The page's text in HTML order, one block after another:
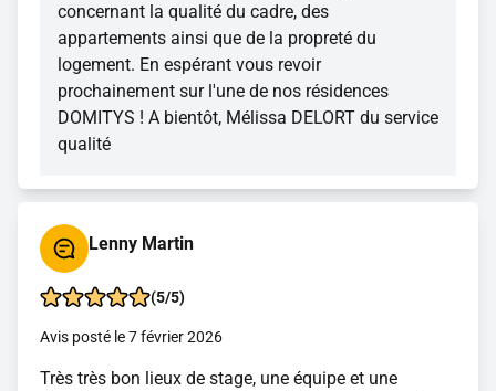
concernant la qualité du cadre, des
appartements ainsi que de la propreté du
logement. En espérant vous revoir
prochainement sur l'une de nos résidences
DOMITYS ! A bientôt, Mélissa DELORT du service
qualité
Lenny Martin
(5/5)
Avis posté le 7 février 2026
Très très bon lieux de stage, une équipe et une